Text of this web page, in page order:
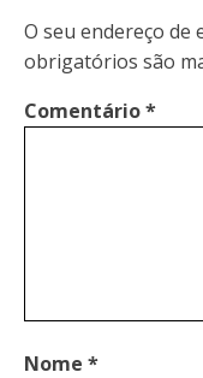
O seu endereço de
obrigatórios são
Comentário*
Nome *